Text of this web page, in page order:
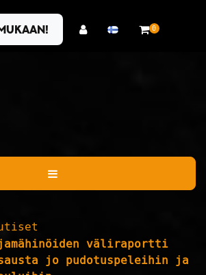
0
väliraportti
jo pudotuspeleihin ja